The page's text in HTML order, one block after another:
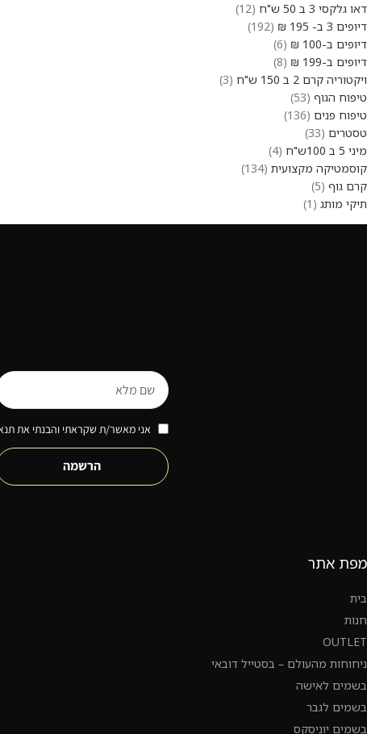
דאו גלקסי 3 ב 50 ש"ח
12
דיופים 3 ב- 195 ₪
192
דיופים ב-100 ₪
6
דיופים ב-199 ₪
8
ויקטוריה קרם 2 ב 150 ש"ח
3
טיפוח הגוף 53
טיפוח פנים 136
טסטרים 33
מיני 5 ב 100ש"ח
4
קוסמטיקה מקצועית 134
קרם גוף 5
תיקי מותג
1
אני מאשר/ת שקראתי והבנתי את
הרשמה
מפת אתר
בית
חנות
OUTLET
ניחוחות מהעולם – בסטייל דובאי
בשמים לאישה
בשמים לגבר
בשמים יוניסקס